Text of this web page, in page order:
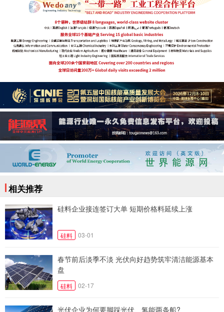
相关推荐
硅料企业接连签订大单 短期价格料延续上涨
硅料 03-01
春节前后淡季不淡 光伏向好趋势筑牢清洁能源基本
盘
硅料 02-17
光伏企业为何要脚踩光伏、氢能两条船?